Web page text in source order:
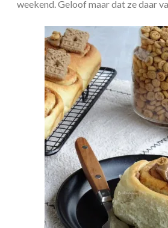
weekend. Geloof maar dat ze daar